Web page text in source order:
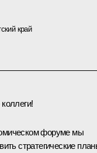
край
форуме мы
стратегические